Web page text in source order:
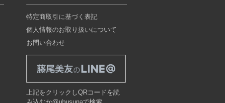
特定商取引に基づく表記
個人情報のお取り扱いについて
お問い合わせ
上記をクリックしQRコードを読